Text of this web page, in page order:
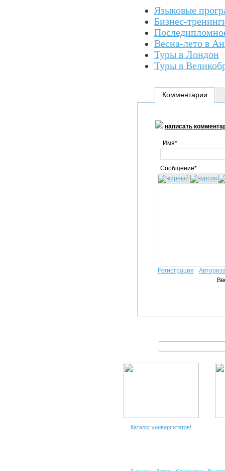
Языковые
Бизнес-
Весна-лето в
Туры в Лондон
Туры в
Комментарии
написать
Имя*:
Сообщение*
Регистрация
Каталог университетов!